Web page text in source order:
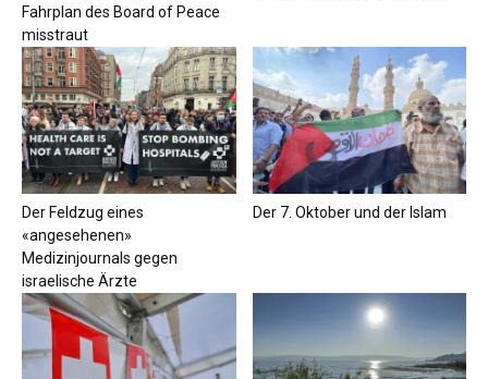
Fahrplan des Board of Peace
misstraut
Der Feldzug eines
«angesehenen»
Medizinjournals gegen
israelische Ärzte
Der 7. Oktober und der Islam